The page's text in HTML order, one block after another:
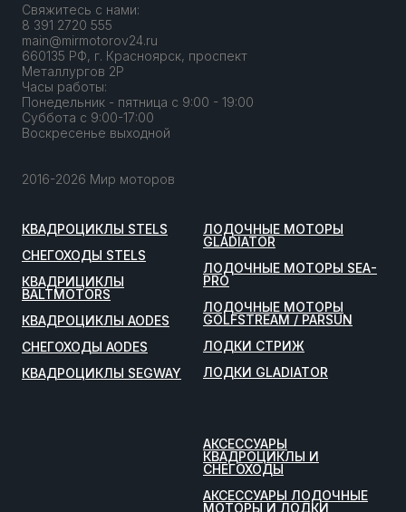
Свяжитесь с нами:
8 391 2720 555
main@mirmotorov24.ru
660135 РФ, г. Красноярск, проспект
Металлургов 2Р
Часы работы:
Понедельник - пятница с 9:00 - 19:00
Суббота с 9:00-17:00
Воскресенье выходной
2016-2026 Мир моторов
КВАДРОЦИКЛЫ STELS
СНЕГОХОДЫ STELS
КВАДРИЦИКЛЫ
BALTMOTORS
КВАДРОЦИКЛЫ AODES
СНЕГОХОДЫ AODES
КВАДРОЦИКЛЫ SEGWAY
ЛОДОЧНЫЕ МОТОРЫ
GLADIATOR
ЛОДОЧНЫЕ МОТОРЫ SEA-
PRO
ЛОДОЧНЫЕ МОТОРЫ
GOLFSTREAM / PARSUN
ЛОДКИ СТРИЖ
ЛОДКИ GLADIATOR
АКСЕССУАРЫ
КВАДРОЦИКЛЫ И
СНЕГОХОДЫ
АКСЕССУАРЫ ЛОДОЧНЫЕ
МОТОРЫ И ЛОДКИ